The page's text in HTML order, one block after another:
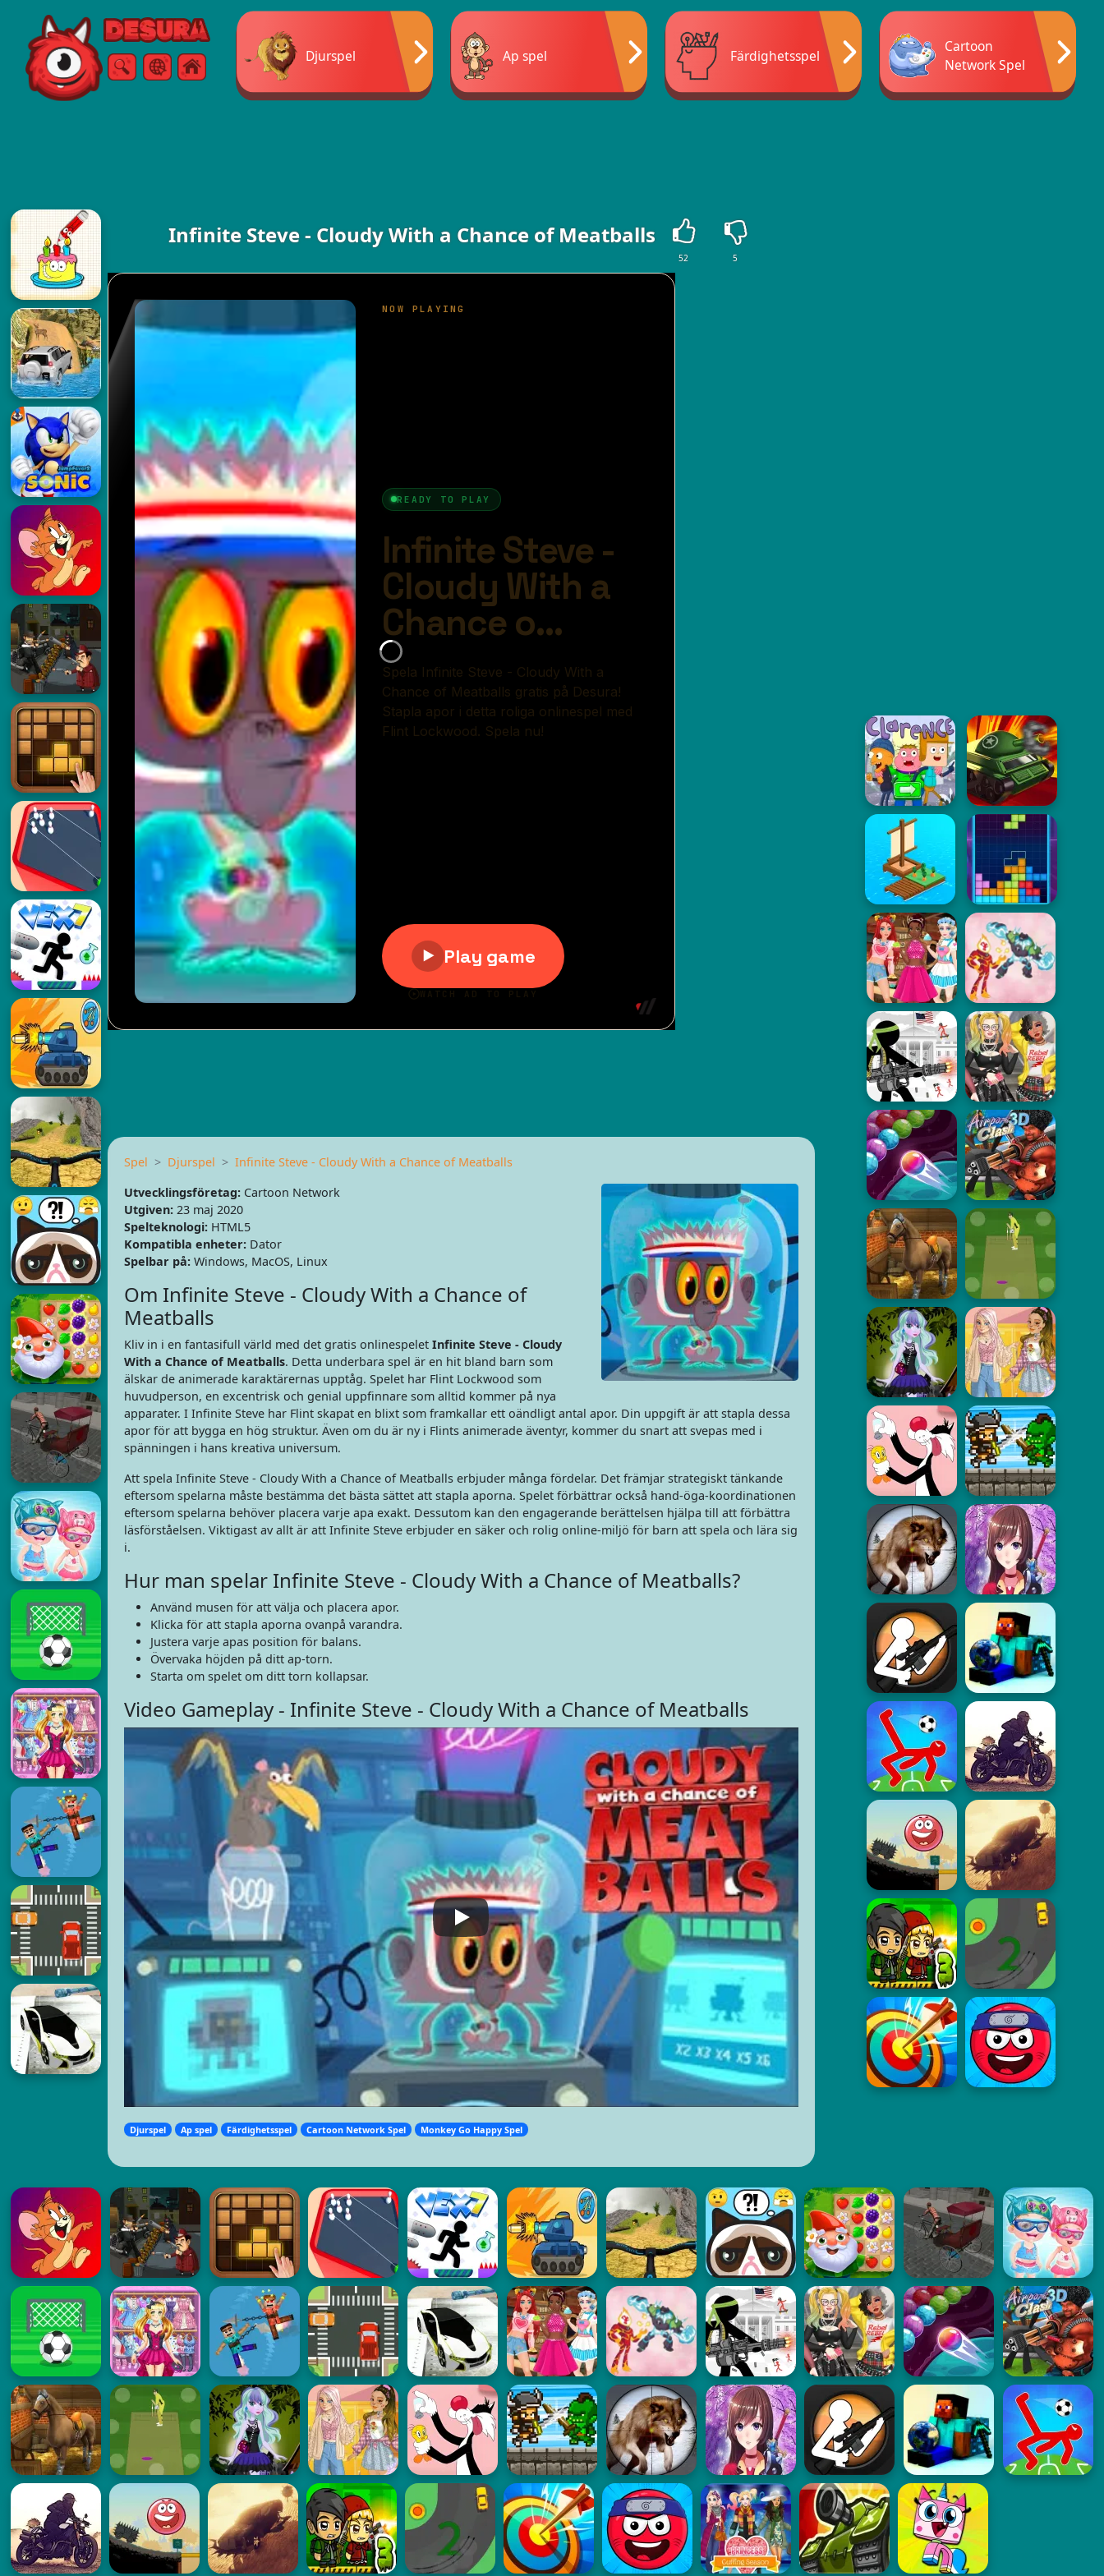
Free Online Games
Sök Meny
Djurspel Ap spel Färdighetsspel
Cartoon
Network Spel
Infinite Steve - Cloudy With a Chance of Meatballs
52 5
Spel Djurspel
Infinite Steve - Cloudy With a Chance of Meatballs
Utvecklingsföretag:Cartoon Network
Utgiven:23 maj 2020
Spelteknologi:HTML5
Kompatibla enheter:Dator
Spelbar på:Windows, MacOS, Linux
Om Infinite Steve - Cloudy With a Chance of
Meatballs
Kliv in i en fantasifull värld med det gratis onlinespelet Infinite Steve - Cloudy
With a Chance of Meatballs. Detta underbara spel är en hit bland barn som
älskar de animerade karaktärernas upptåg. Spelet har Flint Lockwood som
huvudperson, en excentrisk och genial uppfinnare som alltid kommer på nya
apparater. I Infinite Steve har Flint skapat en blixt som framkallar ett oändligt antal apor. Din uppgift är att stapla dessa
apor för att bygga en hög struktur. Även om du är ny i Flints animerade äventyr, kommer du snart att svepas med i
spänningen i hans kreativa universum.
Att spela Infinite Steve - Cloudy With a Chance of Meatballs erbjuder många fördelar. Det främjar strategiskt tänkande
eftersom spelarna måste bestämma det bästa sättet att stapla aporna. Spelet förbättrar också hand-öga-koordinationen
eftersom spelarna behöver placera varje apa exakt. Dessutom kan den engagerande berättelsen hjälpa till att förbättra
läsförståelsen. Viktigast av allt är att Infinite Steve erbjuder en säker och rolig online-miljö för barn att spela och lära sig
i.
Hur man spelar Infinite Steve - Cloudy With a Chance of Meatballs?
Använd musen för att välja och placera apor.
Klicka för att stapla aporna ovanpå varandra.
Justera varje apas position för balans.
Övervaka höjden på ditt ap-torn.
Starta om spelet om ditt torn kollapsar.
Video Gameplay - Infinite Steve - Cloudy With a Chance of Meatballs
Djurspel Ap spel Färdighetsspel Cartoon Network Spel Monkey Go Happy Spel